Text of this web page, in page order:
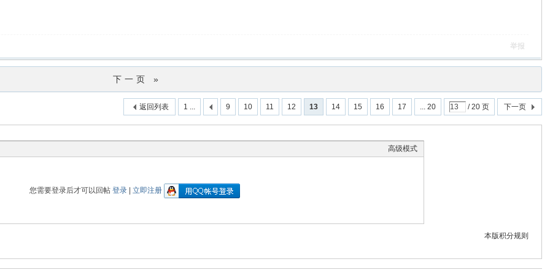
举报
下一页 »
1 ... 9 10 11 12 13 14 15 16 17 ... 20 / 20 页 下一页
返回列表
高级模式
您需要登录后才可以回帖 登录| 立即注册
本版积分规则